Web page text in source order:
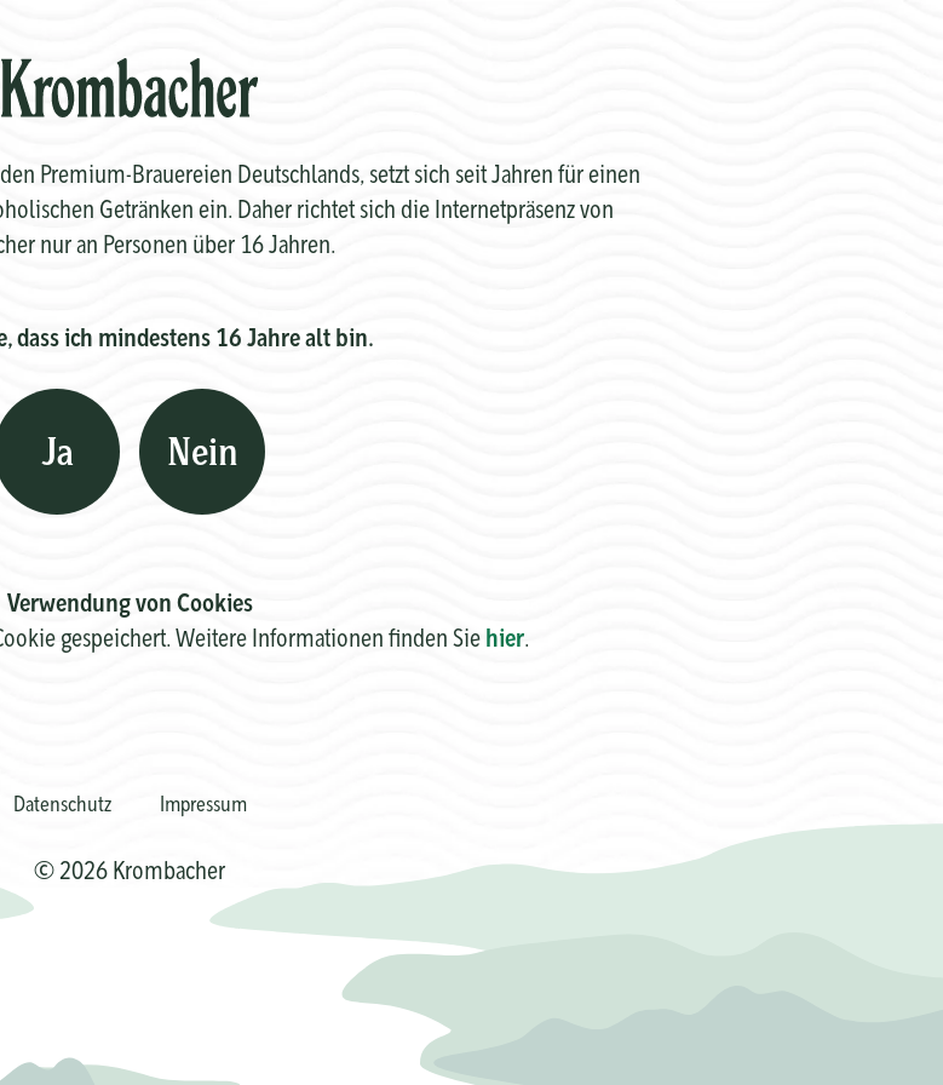
Premium-Brauereien Deutschlands, setzt sich seit Jahren für einen
Getränken ein. Daher richtet sich die Internetpräsenz von
nur an Personen über 16 Jahren.
dass ich mindestens 16 Jahre alt bin.
Ja Nein
Verwendung von Cookies
gespeichert. Weitere Informationen finden Sie hier.
Datenschutz Impressum
© 2026 Krombacher